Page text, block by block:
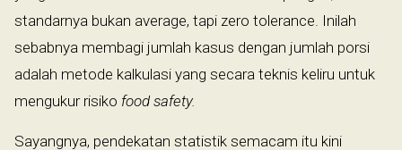
standarnya bukan average, tapi zero tolerance. Inilah
sebabnya membagi jumlah kasus dengan jumlah porsi
adalah metode kalkulasi yang secara teknis keliru untuk
mengukur risiko food safety.
Sayangnya, pendekatan statistik semacam itu kini